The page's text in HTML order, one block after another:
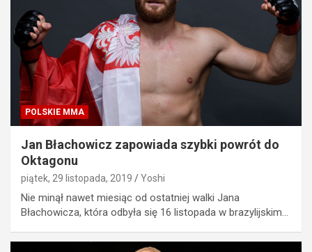
POLSKIE MMA
Jan Błachowicz zapowiada szybki powrót do
Oktagonu
piątek, 29 listopada, 2019 Yoshi
Nie minął nawet miesiąc od ostatniej walki Jana
Błachowicza, która odbyła się 16 listopada w brazylijskim…